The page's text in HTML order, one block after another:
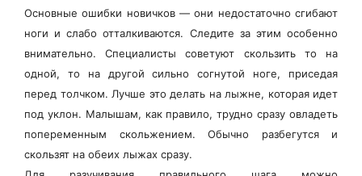
Основные ошибки новичков — они недостаточно сгибают
ноги и слабо отталкиваются. Следите за этим особенно
внимательно. Специалисты советуют скользить то на
одной, то на другой сильно согнутой ноге, приседая
перед толчком. Лучше это делать на лыжне, которая идет
под уклон. Малышам, как правило, трудно сразу овладеть
попеременным скольжением. Обычно разбегутся и
скользят на обеих лыжах сразу.